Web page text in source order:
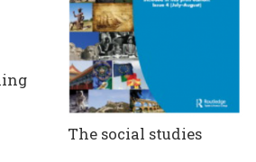
The social studies